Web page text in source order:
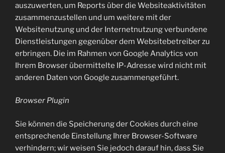
auszuwerten, um Reports über die Websiteaktivitäten
zusammenzustellen und um weitere mit der
Websitenutzung und der Internetnutzung verbundene
Dienstleistungen gegenüber dem Websitebetreiber zu
erbringen. Die im Rahmen von Google Analytics von
Ihrem Browser übermittelte IP-Adresse wird nicht mit
anderen Daten von Google zusammengeführt.
Browser Plugin
Sie können die Speicherung der Cookies durch eine
entsprechende Einstellung Ihrer Browser-Software
verhindern; wir weisen Sie jedoch darauf hin, dass Sie